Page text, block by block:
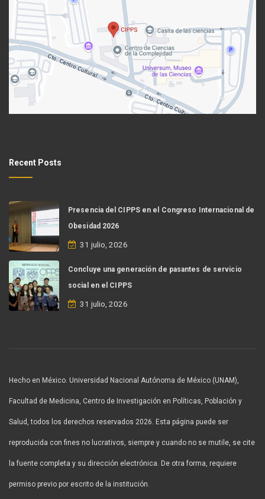
Recent Posts
Presencia del CIPPS en el Congreso Internacional de
Obesidad 2026
31 julio, 2026
Concluye una generación de pasantes de servicio
social en el CIPPS
31 julio, 2026
Hecho en México. Universidad Nacional Autónoma de México (UNAM),
Facultad de Medicina, Centro de Investigación en Políticas, Población y
Salud, todos los derechos reservados 2026. Esta página puede ser
reproducida con fines no lucrativos, siempre y cuando no se mutile, se cite
la fuente completa y su dirección electrónica. De otra forma, requiere
permiso previo por escrito de la institución.